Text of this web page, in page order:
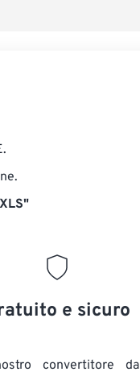
e sicuro
convertitore da